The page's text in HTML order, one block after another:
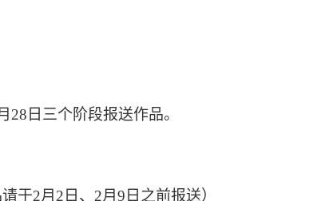
28日三个阶段报送作品。
请于2月2日、2月9日之前报送）